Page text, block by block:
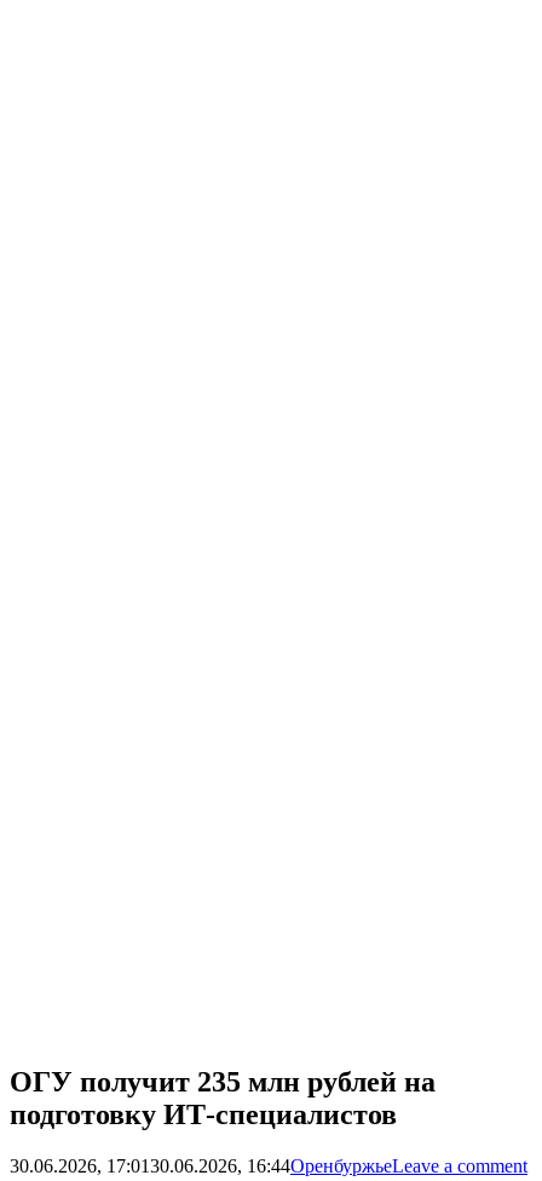
ОГУ получит 235 млн рублей на
подготовку ИТ-специалистов
30.06.2026, 17:0130.06.2026, 16:44ОренбуржьеLeave a comment